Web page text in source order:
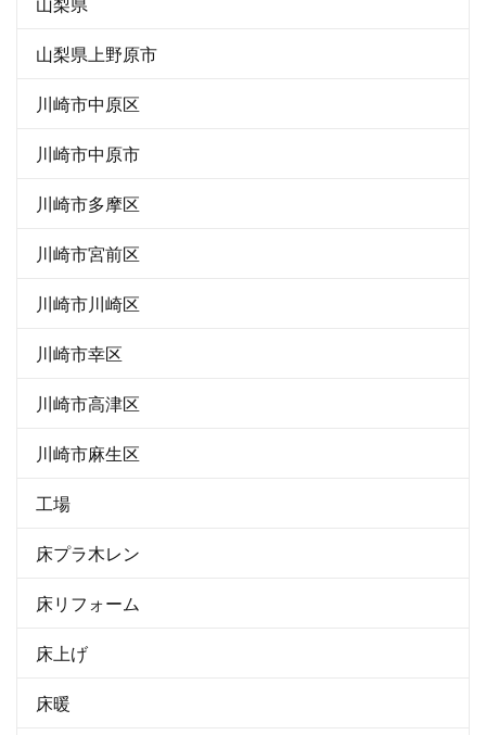
山梨県上野原市
川崎市中原区
川崎市中原市
川崎市多摩区
川崎市宮前区
川崎市川崎区
川崎市幸区
川崎市高津区
川崎市麻生区
工場
床プラ木レン
床リフォーム
床上げ
床暖